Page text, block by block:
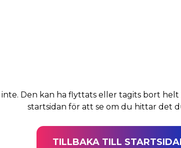
Den kan ha flyttats eller tagits bort helt
startsidan för att se om du hittar det
TILLBAKA TILL